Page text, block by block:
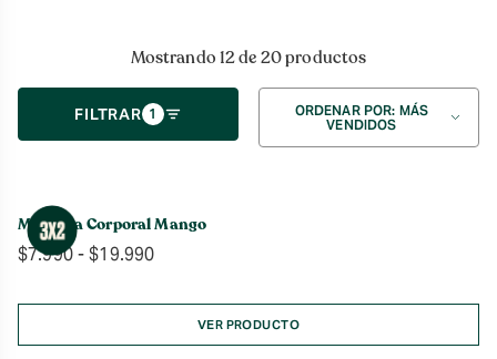
Mostrando 12 de 20 productos
FILTRAR 1
Ordenar
por
ORDENAR POR: MÁS
VENDIDOS
Manteca Corporal Mango
$7.990- $19.990Rango
precios:
desde
$7.990
VER PRODUCTO